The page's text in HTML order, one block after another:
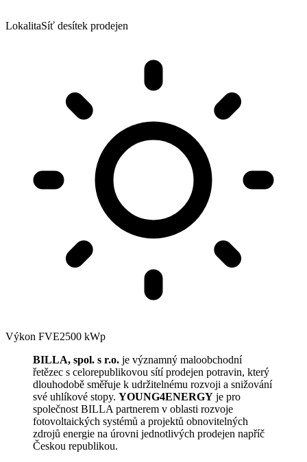
LokalitaSíť desítek prodejen
Výkon FVE2500 kWp
BILLA, spol. s r.o. je významný maloobchodní
řetězec s celorepublikovou sítí prodejen potravin, který
dlouhodobě směřuje k udržitelnému rozvoji a snižování
své uhlíkové stopy. YOUNG4ENERGY je pro
společnost BILLA partnerem v oblasti rozvoje
fotovoltaických systémů a projektů obnovitelných
zdrojů energie na úrovni jednotlivých prodejen napříč
Českou republikou.